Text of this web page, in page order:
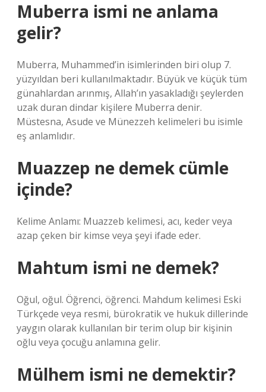
Muberra ismi ne anlama
gelir?
Muberra, Muhammed’in isimlerinden biri olup 7.
yüzyıldan beri kullanılmaktadır. Büyük ve küçük tüm
günahlardan arınmış, Allah’ın yasakladığı şeylerden
uzak duran dindar kişilere Muberra denir.
Müstesna, Asude ve Münezzeh kelimeleri bu isimle
eş anlamlıdır.
Muazzep ne demek cümle
içinde?
Kelime Anlamı: Muazzeb kelimesi, acı, keder veya
azap çeken bir kimse veya şeyi ifade eder.
Mahtum ismi ne demek?
Oğul, oğul. Öğrenci, öğrenci. Mahdum kelimesi Eski
Türkçede veya resmi, bürokratik ve hukuk dillerinde
yaygın olarak kullanılan bir terim olup bir kişinin
oğlu veya çocuğu anlamına gelir.
Mülhem ismi ne demektir?